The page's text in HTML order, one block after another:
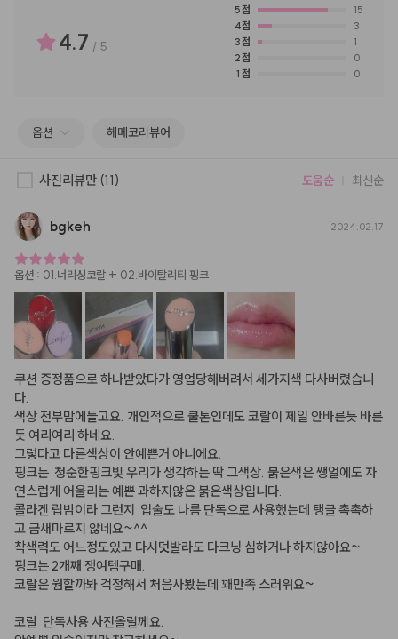
4.7 / 5
5점
15
4점
3
3점
1
2점
0
1 점 0
옵션 헤메코리뷰어
사진리뷰만 (11) 도움순 최신순
bgkeh 2024.02.17
옵션 : 01.너리싱코랄 + 02.바이탈리티 핑크
쿠션 증정품으로 하나받았다가 영업당해버려서 세가지색 다사버렸습니
다.
색상 전부맘에들고요. 개인적으로 쿨톤인데도 코랄이 제일 안바른듯 바른
듯 여리여리 하네요.
그렇다고 다른색상이 안예쁜거 아니에요.
핑크는  청순한핑크빛 우리가 생각하는 딱 그색상. 붉은색은 쌩얼에도 자
연스럽게 어울리는 예쁜 과하지않은 붉은색상입니다.
콜라겐 립밤이라 그런지  입술도 나름 단독으로 사용했는데 탱글 촉촉하
고 금새마르지 않네요~^^
착색력도 어느정도있고 다시덧발라도 다크닝 심하거나 하지않아요~
핑크는 2개째 쟁여템구매.
코랄은 웜할까봐 걱정해서 처음사봤는데 꽤만족 스러워요~
코랄  단독사용 사진올릴께요.